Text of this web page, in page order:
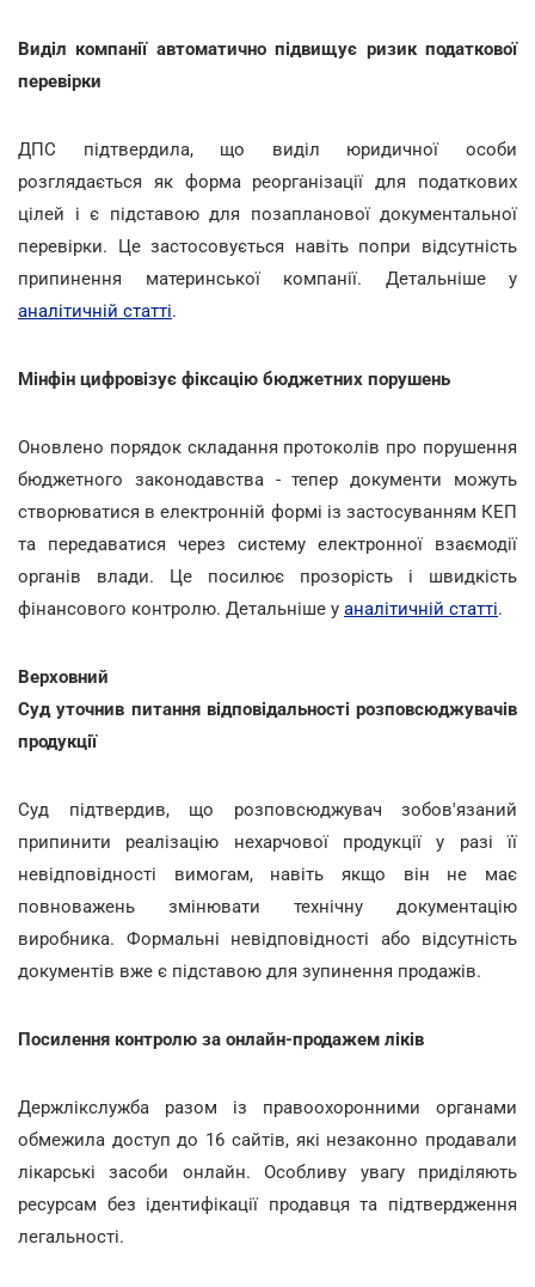
Виділ компанії автоматично підвищує ризик податкової
перевірки
ДПС підтвердила, що виділ юридичної особи
розглядається як форма реорганізації для податкових
цілей і є підставою для позапланової документальної
перевірки. Це застосовується навіть попри відсутність
припинення материнської компанії. Детальніше у
аналітичній статті.
Мінфін цифровізує фіксацію бюджетних порушень
Оновлено порядок складання протоколів про порушення
бюджетного законодавства - тепер документи можуть
створюватися в електронній формі із застосуванням КЕП
та передаватися через систему електронної взаємодії
органів влади. Це посилює прозорість і швидкість
фінансового контролю. Детальніше у аналітичній статті.
Верховний
Суд уточнив питання відповідальності розповсюджувачів
продукції
Суд підтвердив, що розповсюджувач зобов'язаний
припинити реалізацію нехарчової продукції у разі її
невідповідності вимогам, навіть якщо він не має
повноважень змінювати технічну документацію
виробника. Формальні невідповідності або відсутність
документів вже є підставою для зупинення продажів.
Посилення контролю за онлайн-продажем ліків
Держлікслужба разом із правоохоронними органами
обмежила доступ до 16 сайтів, які незаконно продавали
лікарські засоби онлайн. Особливу увагу приділяють
ресурсам без ідентифікації продавця та підтвердження
легальності.